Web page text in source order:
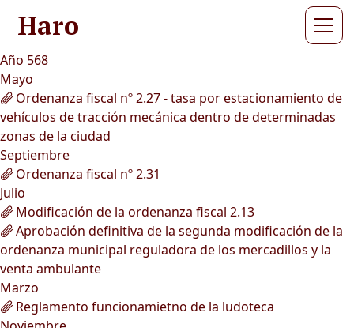
Haro
Año 568
Mayo
Ordenanza fiscal nº 2.27 - tasa por estacionamiento de
vehículos de tracción mecánica dentro de determinadas
zonas de la ciudad
Septiembre
Ordenanza fiscal nº 2.31
Julio
Modificación de la ordenanza fiscal 2.13
Aprobación definitiva de la segunda modificación de la
ordenanza municipal reguladora de los mercadillos y la
venta ambulante
Marzo
Reglamento funcionamietno de la ludoteca